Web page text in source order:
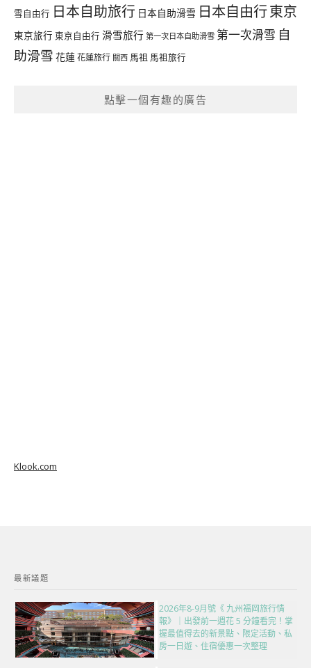
雪自由行 日本自助旅行 日本自助滑雪 日本自由行東京
東京旅行 東京自由行 滑雪旅行 第一次日本自助滑雪 第一次滑雪 自
助滑雪 花蓮花蓮旅行 關西 馬祖 馬祖旅行
點擊一個有趣的廣告
Klook.com
最新議題
2026年8-9月號《 九州福岡旅行情
報》｜出發前一週花 5 分鐘看完！掌
握最值得去的新景點、限定活動、私
房一日遊、住宿優惠一次整理